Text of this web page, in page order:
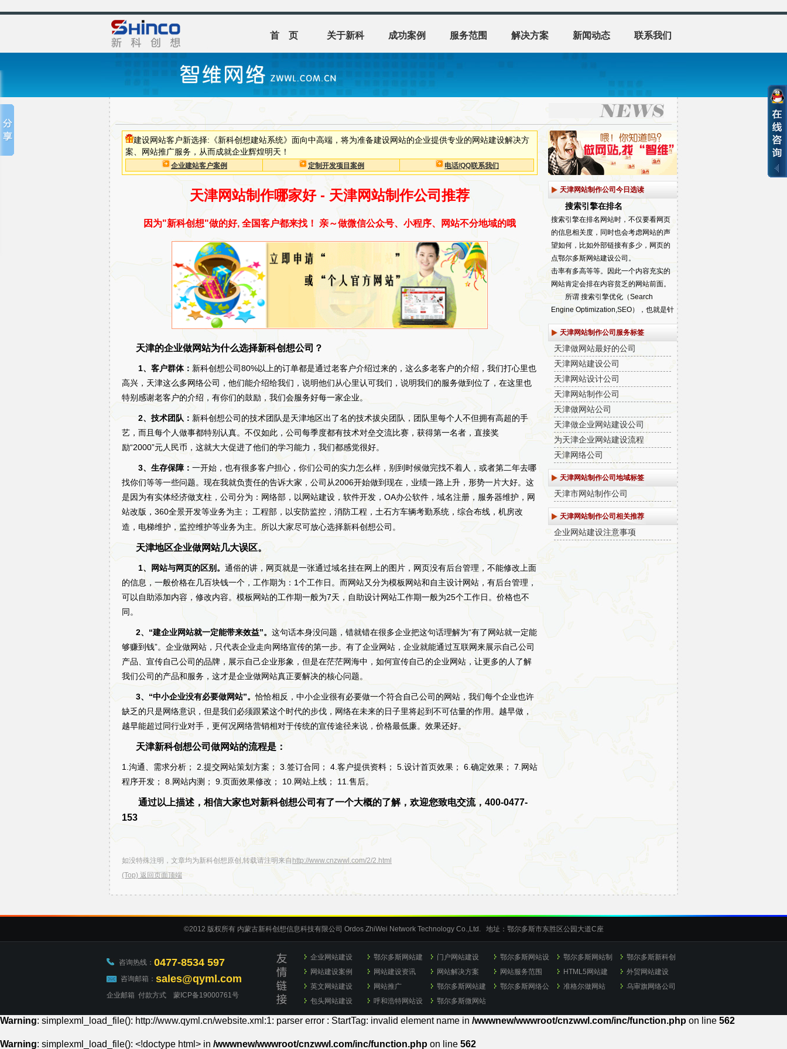
首 页 关于新科 成功案例 服务范围 解决方案 新闻动态 联系我们
建设网站客户新选择:《新科创想建站系统》面向中高端，将为准备建设网站的企业提供专业的网站建设解决方
案、网站推广服务，从而成就企业辉煌明天！
企业建站客户案例 定制开发项目案例 电话/QQ联系我们
天津网站制作哪家好 - 天津网站制作公司推荐
因为"新科创想"做的好, 全国客户都来找！ 亲～做微信公众号、小程序、网站不分地域的哦
天津的企业做网站为什么选择新科创想公司？
1、客户群体：新科创想公司80%以上的订单都是通过老客户介绍过来的，这么多老客户的介绍，我们打心里也
高兴，天津这么多网络公司，他们能介绍给我们，说明他们从心里认可我们，说明我们的服务做到位了，在这里也
特别感谢老客户的介绍，有你们的鼓励，我们会服务好每一家企业。
2、技术团队： 新科创想公司的技术团队是天津地区出了名的技术拔尖团队，团队里每个人不但拥有高超的手
艺，而且每个人做事都特别认真。不仅如此，公司每季度都有技术对垒交流比赛，获得第一名者，直接奖
励“2000”元人民币，这就大大促进了他们的学习能力，我们都感觉很好。
3、生存保障： 一开始，也有很多客户担心，你们公司的实力怎么样，别到时候做完找不着人，或者第二年去哪
找你们等等一些问题。现在我就负责任的告诉大家，公司从2006开始做到现在，业绩一路上升，形势一片大好。这
是因为有实体经济做支柱，公司分为：网络部，以网站建设，软件开发，OA办公软件，域名注册，服务器维护，网
站改版，360全景开发等业务为主； 工程部，以安防监控，消防工程，土石方车辆考勤系统，综合布线，机房改
造，电梯维护，监控维护等业务为主。所以大家尽可放心选择新科创想公司。
天津地区企业做网站几大误区。
1、网站与网页的区别。 通俗的讲，网页就是一张通过域名挂在网上的图片，网页没有后台管理，不能修改上面
的信息，一般价格在几百块钱一个，工作期为：1个工作日。而网站又分为模板网站和自主设计网站，有后台管理，
可以自助添加内容，修改内容。模板网站的工作期一般为7天，自助设计网站工作期一般为25个工作日。价格也不
同。
2、“建企业网站就一定能带来效益”。 这句话本身没问题，错就错在很多企业把这句话理解为“有了网站就一定能
够赚到钱”。企业做网站，只代表企业走向网络宣传的第一步。有了企业网站，企业就能通过互联网来展示自己公司
产品、宣传自己公司的品牌，展示自己企业形象，但是在茫茫网海中，如何宣传自己的企业网站，让更多的人了解
我们公司的产品和服务，这才是企业做网站真正要解决的核心问题。
3、“中小企业没有必要做网站”。恰恰相反，中小企业很有必要做一个符合自己公司的网站，我们每个企业也许
缺乏的只是网络意识，但是我们必须跟紧这个时代的步伐，网络在未来的日子里将起到不可估量的作用。越早做，
越早能超过同行业对手，更何况网络营销相对于传统的宣传途径来说，价格最低廉。效果还好。
天津新科创想公司做网站的流程是：
1.沟通、需求分析； 2.提交网站策划方案； 3.签订合同； 4.客户提供资料； 5.设计首页效果； 6.确定效果； 7.网站
程序开发； 8.网站内测； 9.页面效果修改； 10.网站上线； 11.售后。
通过以上描述，相信大家也对新科创想公司有了一个大概的了解，欢迎您致电交流，400-0477-
153
如没特殊注明，文章均为新科创想原创,转载请注明来自 http://www.cnzwwl.com/2/2.html
(Top) 返回页面顶端
天津网站制作公司今日选读
搜索引擎在排名
搜索引擎在排名网站时，不仅要看网页
的信息相关度，同时也会考虑网站的声
望如何，比如外部链接有多少，网页的
点鄂尔多斯网站建设公司。
击率有多高等等。因此一个内容充实的
网站肯定会排在内容贫乏的网站前面。
所谓 搜索引擎优化（Search
Engine Optimization,SEO），也就是针
对各种搜索引擎的检索特点，让网页设
计适鄂尔多斯网站建设公司。
天津网站制作公司哪家好？ 天津
网站制作公司 找“新科创想建站
网”
天津及周边网站制作公司和服务提供
商：天津天津市
天津网站制作公司服务标签
天津做网站最好的公司
天津网站建设公司
天津网站设计公司
天津网站制作公司
天津做网站公司
天津做企业网站建设公司
为天津企业网站建设流程
天津网络公司
天津网站制作公司地域标签
天津市网站制作公司
天津网站制作公司相关推荐
企业网站建设注意事项
©2012 版权所有 内蒙古新科创想信息科技有限公司 Ordos ZhiWei Network Technology Co.,Ltd.地址：鄂尔多斯市东胜区公园大道C座
咨询热线： 0477-8534 597
咨询邮箱： sales@qyml.com
企业邮箱 付款方式 蒙ICP备19000761号
企业网站建设
鄂尔多斯网站建
设
门户网站建设
鄂尔多斯网站设
计
鄂尔多斯网站制
作
鄂尔多斯新科创
想
网站建设案例 网站建设资讯 网站解决方案 网站服务范围
HTML5网站建
设
外贸网站建设
英文网站建设
网站推广
鄂尔多斯网站建
设
鄂尔多斯网络公
准格尔做网站
乌审旗网络公司
包头网站建设
呼和浩特网站设
计
鄂尔多斯微网站
制作
Warning: simplexml_load_file(): http://www.qyml.cn/website.xml:1: parser error : StartTag: invalid element name in /wwwnew/wwwroot/cnzwwl.com/inc/function.php on line 562
Warning: simplexml_load_file(): <!doctype html> in /wwwnew/wwwroot/cnzwwl.com/inc/function.php on line 562